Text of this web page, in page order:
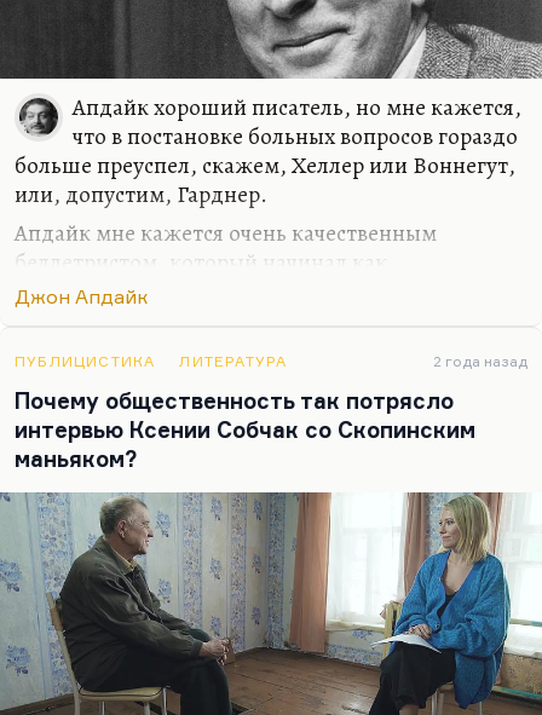
Апдайк хороший писатель, но мне кажется,
что в постановке больных вопросов гораздо
больше преуспел, скажем, Хеллер или Воннегут,
или, допустим, Гарднер.
Апдайк мне кажется очень качественным
беллетристом, который начинал как
интеллектуал, но постепенно становился всё
разделении литературы на bellelettre и non-fiction
он оказался по сю сторону — по сторону
bellelettre. Он замечательный писатель, но
никогда не казался мне таким же надрывным,
таким же отчаянным, как Сэлинджер, например,
или как Рот. Он гораздо более нормален.
Джон Апдайк
ПУБЛИЦИСТИКА ЛИТЕРАТУРА 2 года назад
Почему общественность так потрясло
интервью Ксении Собчак со Скопинским
маньяком?